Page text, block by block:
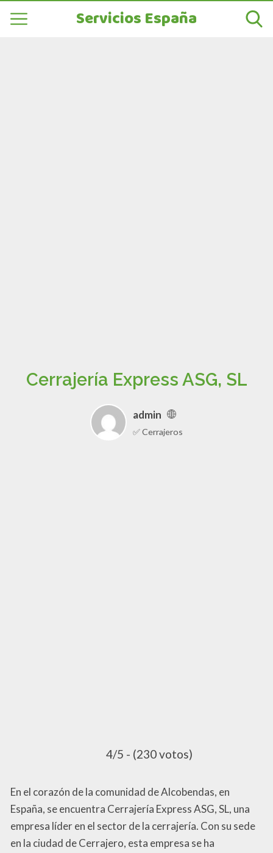
Servicios España
Cerrajería Express ASG, SL
admin
✅ Cerrajeros
4/5 - (230 votos)
En el corazón de la comunidad de Alcobendas, en
España, se encuentra Cerrajería Express ASG, SL, una
empresa líder en el sector de la cerrajería. Con su sede
en la ciudad de Cerrajero, esta empresa se ha